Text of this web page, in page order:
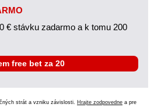
€ stávku zadarmo a k tomu 200
free bet za 20
strát a vzniku závislosti. Hrajte zodpovedne a pre